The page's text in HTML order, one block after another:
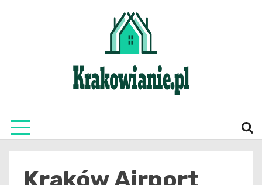
Kraków Airport